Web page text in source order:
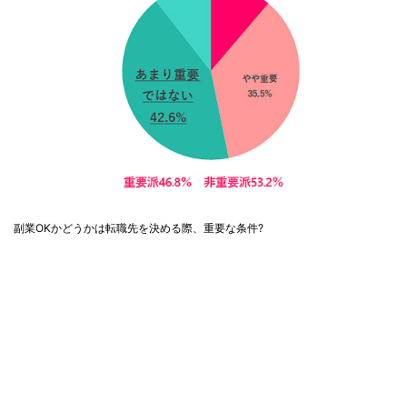
副業OKかどうかは転職先を決める際、重要な条件?